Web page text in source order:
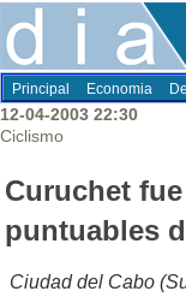
Principal Economia
12-04-2003 22:30
Ciclismo
Curuchet
puntuables
Ciudad del Cabo